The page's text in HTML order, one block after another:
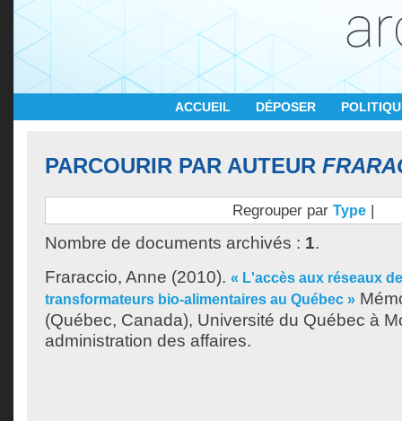
ACCUEIL DÉPOSER
PARCOURIR PAR AUTEUR
Regrouper par Type |
Nombre de documents archivés : 1.
Fraraccio, Anne (2010). « L'accès aux réseaux
transformateurs bio-alimentaires au Québec »
(Québec, Canada), Université du Québec à
administration des affaires.